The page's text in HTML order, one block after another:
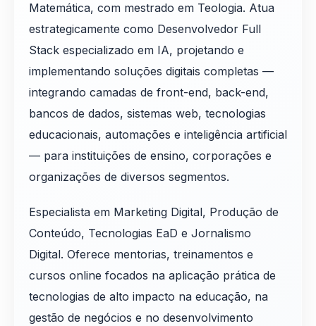
Matemática, com mestrado em Teologia. Atua
estrategicamente como Desenvolvedor Full
Stack especializado em IA, projetando e
implementando soluções digitais completas —
integrando camadas de front-end, back-end,
bancos de dados, sistemas web, tecnologias
educacionais, automações e inteligência artificial
— para instituições de ensino, corporações e
organizações de diversos segmentos.
Especialista em Marketing Digital, Produção de
Conteúdo, Tecnologias EaD e Jornalismo
Digital. Oferece mentorias, treinamentos e
cursos online focados na aplicação prática de
tecnologias de alto impacto na educação, na
gestão de negócios e no desenvolvimento